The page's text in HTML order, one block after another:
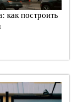
как построить